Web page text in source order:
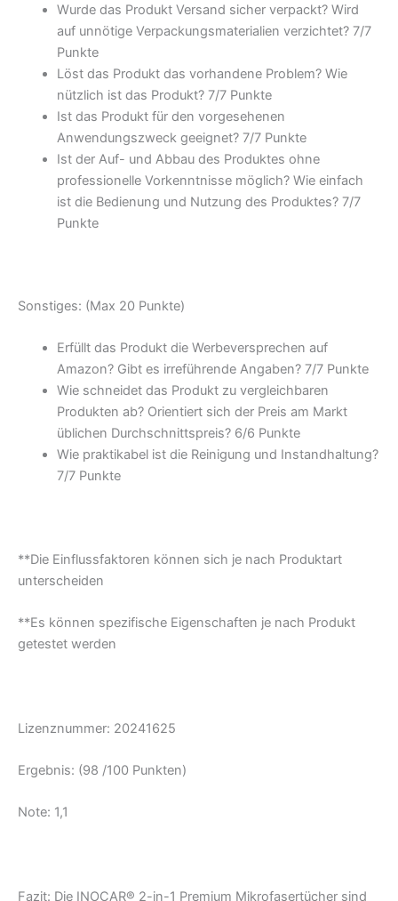
Wurde das Produkt Versand sicher verpackt? Wird
auf unnötige Verpackungsmaterialien verzichtet? 7/7
Punkte
Löst das Produkt das vorhandene Problem? Wie
nützlich ist das Produkt? 7/7 Punkte
Ist das Produkt für den vorgesehenen
Anwendungszweck geeignet? 7/7 Punkte
Ist der Auf- und Abbau des Produktes ohne
professionelle Vorkenntnisse möglich? Wie einfach
ist die Bedienung und Nutzung des Produktes? 7/7
Punkte
Sonstiges: (Max 20 Punkte)
Erfüllt das Produkt die Werbeversprechen auf
Amazon? Gibt es irreführende Angaben? 7/7 Punkte
Wie schneidet das Produkt zu vergleichbaren
Produkten ab? Orientiert sich der Preis am Markt
üblichen Durchschnittspreis? 6/6 Punkte
Wie praktikabel ist die Reinigung und Instandhaltung?
7/7 Punkte
**Die Einflussfaktoren können sich je nach Produktart
unterscheiden
**Es können spezifische Eigenschaften je nach Produkt
getestet werden
Lizenznummer: 20241625
Ergebnis: (98 /100 Punkten)
Note: 1,1
Fazit: Die INOCAR® 2-in-1 Premium Mikrofasertücher sind